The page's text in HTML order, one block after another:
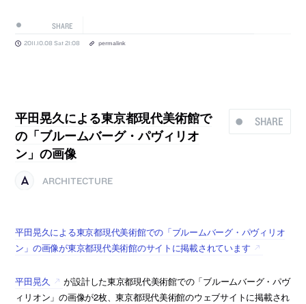
SHARE
2011.10.08 Sat 21:08 permalink
SHARE
平田晃久による東京都現代美術館で
の「ブルームバーグ・パヴィリオ
ン」の画像
ARCHITECTURE
平田晃久による東京都現代美術館での「ブルームバーグ・パヴィリオ
ン」の画像が東京都現代美術館のサイトに掲載されています
平田晃久
が設計した東京都現代美術館での「ブルームバーグ・パヴ
ィリオン」の画像が2枚、東京都現代美術館のウェブサイトに掲載され